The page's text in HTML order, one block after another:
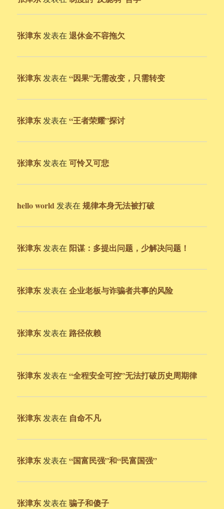
张津东 发表在退休金不容拖欠
张津东 发表在“因果”无需改变，只需转变
张津东 发表在“王者荣耀”探讨
张津东 发表在可怜又可悲
hello world 发表在规律本身无法被打破
张津东 发表在 阳谋：多提出问题，少解决问题！
张津东 发表在企业老板与诈骗者共事的风险
张津东 发表在 路径依赖
张津东 发表在“全程安全可控”无法打破历史周期律
张津东 发表在 自命不凡
张津东 发表在“国富民强”和“民富国强”
张津东 发表在骗子和傻子